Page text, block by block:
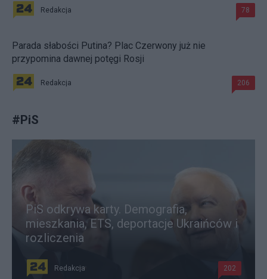
Redakcja 78
Parada słabości Putina? Plac Czerwony już nie
przypomina dawnej potęgi Rosji
Redakcja 206
#PiS
PiS odkrywa karty. Demografia,
mieszkania, ETS, deportacje Ukraińców i
rozliczenia
Redakcja 202